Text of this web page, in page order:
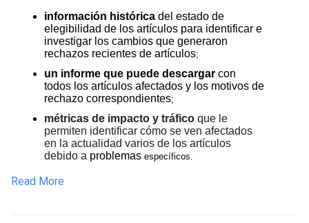
información histórica del estado de
elegibilidad de los artículos para identificar e
investigar los cambios que generaron
rechazos recientes de artículos;
un informe que puede descargar con
todos los artículos afectados y los motivos de
rechazo correspondientes;
métricas de impacto y tráfico que le
permiten identificar cómo se ven afectados
en la actualidad varios de los artículos
debido a problemas específicos.
Read More